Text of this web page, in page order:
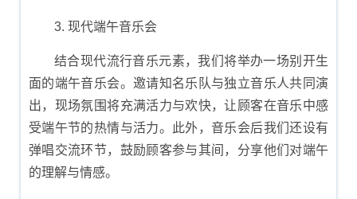
3. 现代端午音乐会
结合现代流行音乐元素，我们将举办一场别开生
面的端午音乐会。邀请知名乐队与独立音乐人共同演
出，现场氛围将充满活力与欢快，让顾客在音乐中感
受端午节的热情与活力。此外，音乐会后我们还设有
弹唱交流环节，鼓励顾客参与其间，分享他们对端午
的理解与情感。